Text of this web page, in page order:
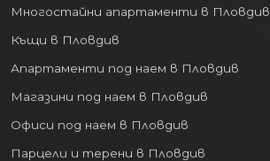
Многостайни апартаменти в Пловдив
Къщи в Пловдив
Апартаменти под наем в Пловдив
Магазини под наем в Пловдив
Офиси под наем в Пловдив
Парцели и терени в Пловдив